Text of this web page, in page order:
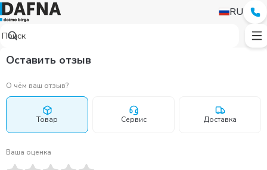
RU
Оставить отзыв
О чём ваш отзыв?
Товар Сервис Доставка
Ваша оценка